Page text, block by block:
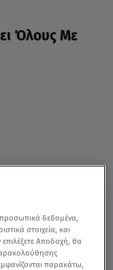
Όλους Με
δεδομένα,
στοιχεία, και
Αποδοχή, θα
παρακάτω,